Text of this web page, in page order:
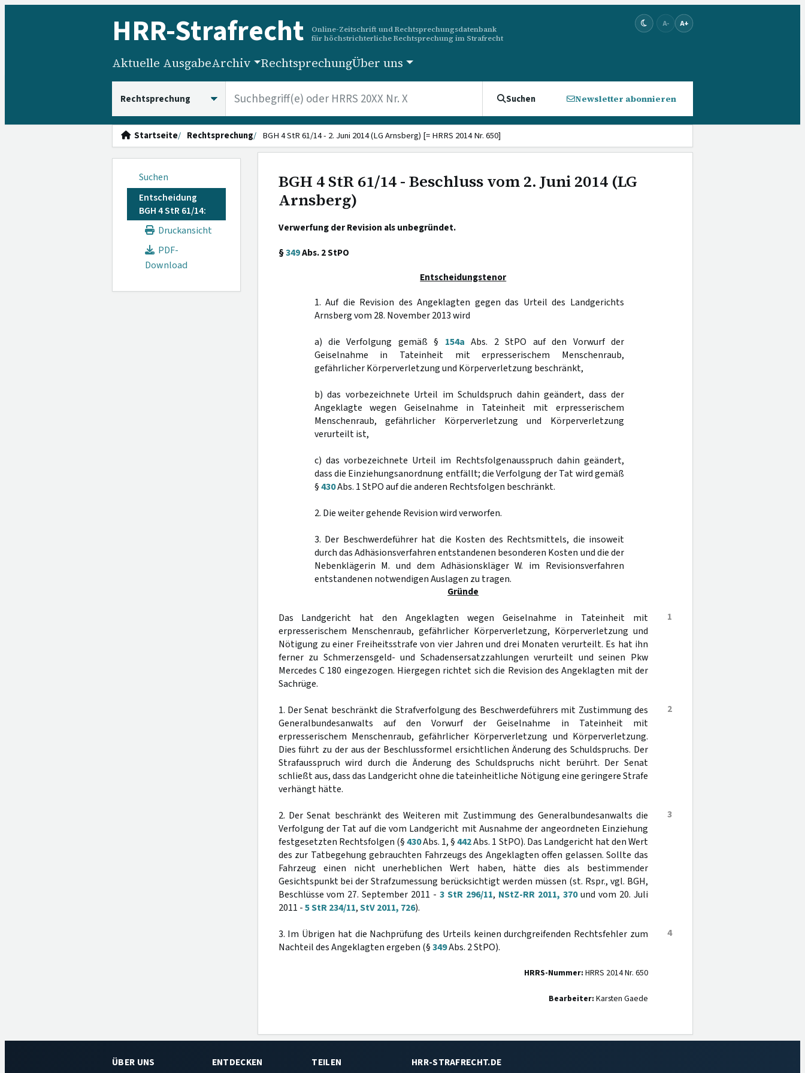
HRR-Strafrecht
Online-Zeitschrift und Rechtsprechungsdatenbank
für höchstrichterliche Rechtsprechung im Strafrecht
A- A+
Aktuelle AusgabeArchiv RechtsprechungÜber uns
Suchen Newsletter abonnieren
Startseite Rechtsprechung BGH 4 StR 61/14 - 2. Juni 2014 (LG Arnsberg) [= HRRS 2014 Nr. 650]
Suchen
Entscheidung
BGH 4 StR 61/14:
Druckansicht
PDF-
Download
BGH 4 StR 61/14 - Beschluss vom 2. Juni 2014 (LG
Arnsberg)
Verwerfung der Revision als unbegründet.
§349Abs. 2 StPO
Entscheidungstenor
1. Auf die Revision des Angeklagten gegen das Urteil des Landgerichts
Arnsberg vom 28. November 2013 wird
a) die Verfolgung gemäß § 154a Abs. 2 StPO auf den Vorwurf der
Geiselnahme in Tateinheit mit erpresserischem Menschenraub,
gefährlicher Körperverletzung und Körperverletzung beschränkt,
b) das vorbezeichnete Urteil im Schuldspruch dahin geändert, dass der
Angeklagte wegen Geiselnahme in Tateinheit mit erpresserischem
Menschenraub, gefährlicher Körperverletzung und Körperverletzung
verurteilt ist,
c) das vorbezeichnete Urteil im Rechtsfolgenausspruch dahin geändert,
dass die Einziehungsanordnung entfällt; die Verfolgung der Tat wird gemäß
§430Abs. 1 StPO auf die anderen Rechtsfolgen beschränkt.
2. Die weiter gehende Revision wird verworfen.
3. Der Beschwerdeführer hat die Kosten des Rechtsmittels, die insoweit
durch das Adhäsionsverfahren entstandenen besonderen Kosten und die der
Nebenklägerin M. und dem Adhäsionskläger W. im Revisionsverfahren
entstandenen notwendigen Auslagen zu tragen.
Gründe
1
Das Landgericht hat den Angeklagten wegen Geiselnahme in Tateinheit mit
erpresserischem Menschenraub, gefährlicher Körperverletzung, Körperverletzung und
Nötigung zu einer Freiheitsstrafe von vier Jahren und drei Monaten verurteilt. Es hat ihn
ferner zu Schmerzensgeld- und Schadensersatzzahlungen verurteilt und seinen Pkw
Mercedes C 180 eingezogen. Hiergegen richtet sich die Revision des Angeklagten mit der
Sachrüge.
2
1. Der Senat beschränkt die Strafverfolgung des Beschwerdeführers mit Zustimmung des
Generalbundesanwalts auf den Vorwurf der Geiselnahme in Tateinheit mit
erpresserischem Menschenraub, gefährlicher Körperverletzung und Körperverletzung.
Dies führt zu der aus der Beschlussformel ersichtlichen Änderung des Schuldspruchs. Der
Strafausspruch wird durch die Änderung des Schuldspruchs nicht berührt. Der Senat
schließt aus, dass das Landgericht ohne die tateinheitliche Nötigung eine geringere Strafe
verhängt hätte.
3
2. Der Senat beschränkt des Weiteren mit Zustimmung des Generalbundesanwalts die
Verfolgung der Tat auf die vom Landgericht mit Ausnahme der angeordneten Einziehung
festgesetzten Rechtsfolgen (§430Abs. 1, §442Abs. 1 StPO). Das Landgericht hat den Wert
des zur Tatbegehung gebrauchten Fahrzeugs des Angeklagten offen gelassen. Sollte das
Fahrzeug einen nicht unerheblichen Wert haben, hätte dies als bestimmender
Gesichtspunkt bei der Strafzumessung berücksichtigt werden müssen (st. Rspr., vgl. BGH,
Beschlüsse vom 27. September 2011 -3 StR 296/11, NStZ-RR 2011, 370und vom 20. Juli
2011 -5 StR 234/11,StV 2011, 726).
4
3. Im Übrigen hat die Nachprüfung des Urteils keinen durchgreifenden Rechtsfehler zum
Nachteil des Angeklagten ergeben (§349Abs. 2 StPO).
HRRS-Nummer: HRRS 2014 Nr. 650
Bearbeiter: Karsten Gaede
ÜBER UNS ENTDECKEN TEILEN HRR-STRAFRECHT.DE